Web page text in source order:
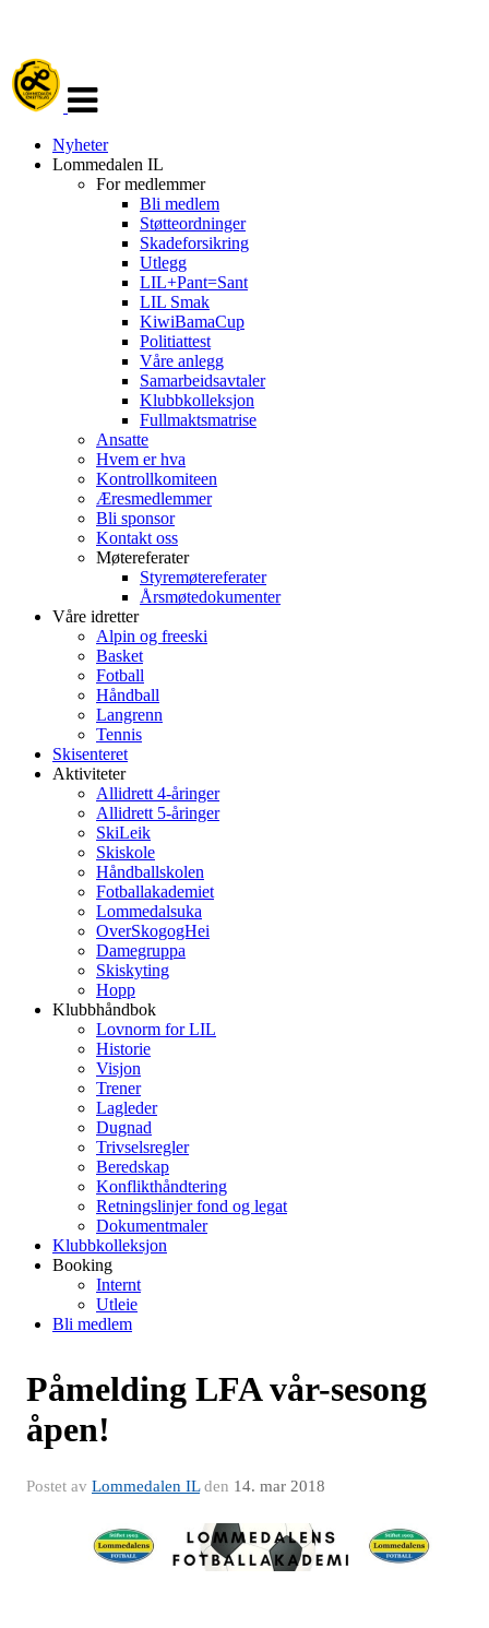
navigasjon
Nyheter
Lommedalen IL
For medlemmer
Bli medlem
Støtteordninger
Skadeforsikring
Utlegg
LIL+Pant=Sant
LIL Smak
KiwiBamaCup
Politiattest
Våre anlegg
Samarbeidsavtaler
Klubbkolleksjon
Fullmaktsmatrise
Ansatte
Hvem er hva
Kontrollkomiteen
Æresmedlemmer
Bli sponsor
Kontakt oss
Møtereferater
Styremøtereferater
Årsmøtedokumenter
Våre idretter
Alpin og freeski
Basket
Fotball
Håndball
Langrenn
Tennis
Skisenteret
Aktiviteter
Allidrett 4-åringer
Allidrett 5-åringer
SkiLeik
Skiskole
Håndballskolen
Fotballakademiet
Lommedalsuka
OverSkogogHei
Damegruppa
Skiskyting
Hopp
Klubbhåndbok
Lovnorm for LIL
Historie
Visjon
Trener
Lagleder
Dugnad
Trivselsregler
Beredskap
Konflikthåndtering
Retningslinjer fond og legat
Dokumentmaler
Klubbkolleksjon
Booking
Internt
Utleie
Bli medlem
Påmelding LFA vår-sesong
åpen!
Postet av Lommedalen ILden 14. mar 2018